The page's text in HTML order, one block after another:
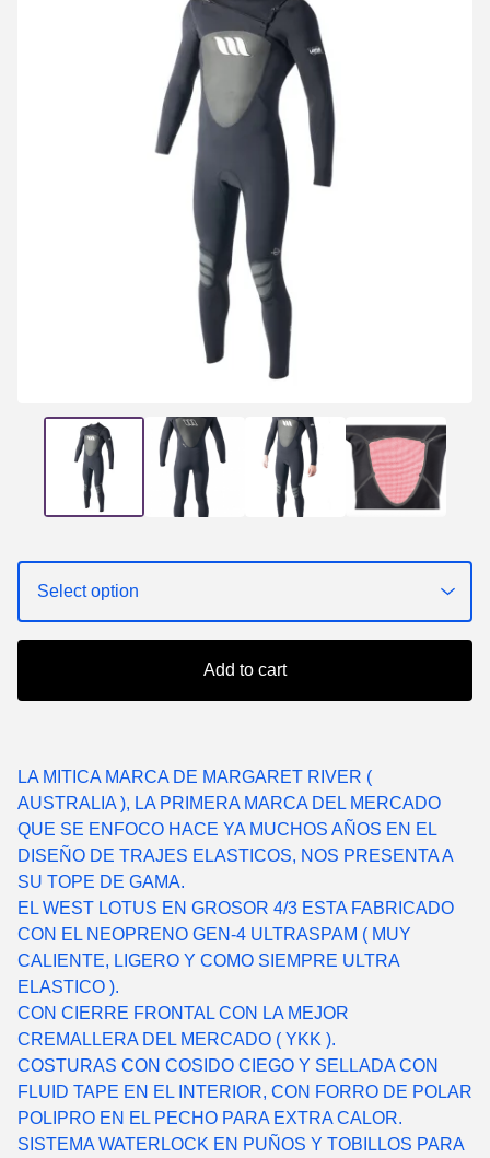
Add to cart
LA MITICA MARCA DE MARGARET RIVER (
AUSTRALIA ), LA PRIMERA MARCA DEL MERCADO
QUE SE ENFOCO HACE YA MUCHOS AÑOS EN EL
DISEÑO DE TRAJES ELASTICOS, NOS PRESENTA A
SU TOPE DE GAMA.
EL WEST LOTUS EN GROSOR 4/3 ESTA FABRICADO
CON EL NEOPRENO GEN-4 ULTRASPAM ( MUY
CALIENTE, LIGERO Y COMO SIEMPRE ULTRA
ELASTICO ).
CON CIERRE FRONTAL CON LA MEJOR
CREMALLERA DEL MERCADO ( YKK ).
COSTURAS CON COSIDO CIEGO Y SELLADA CON
FLUID TAPE EN EL INTERIOR, CON FORRO DE POLAR
POLIPRO EN EL PECHO PARA EXTRA CALOR.
SISTEMA WATERLOCK EN PUÑOS Y TOBILLOS PARA